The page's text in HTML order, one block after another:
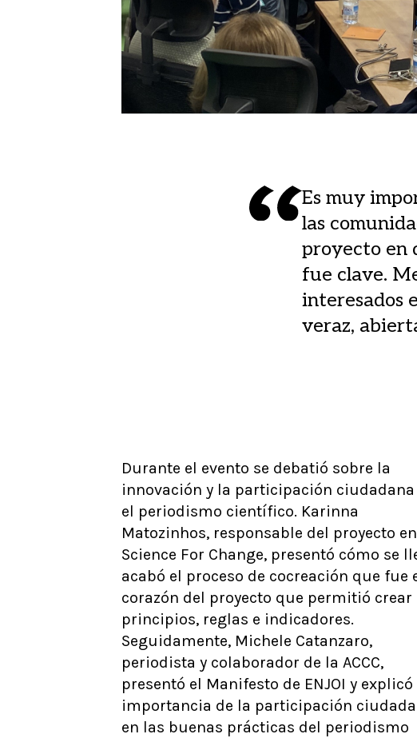
Es muy
las
proyecto en
fue clave.
interesados
veraz,
Durante el evento se debatió sobre la
innovación y la participación ciudadana
el periodismo científico. Karinna
Matozinhos, responsable del proyecto en
Science For Change, presentó cómo se
acabó el proceso de cocreación que fue
corazón del proyecto que permitió crear
principios, reglas e indicadores.
Seguidamente, Michele Catanzaro,
periodista y colaborador de la ACCC,
presentó el Manifesto de ENJOI y explicó
importancia de la participación
en las buenas prácticas del periodismo